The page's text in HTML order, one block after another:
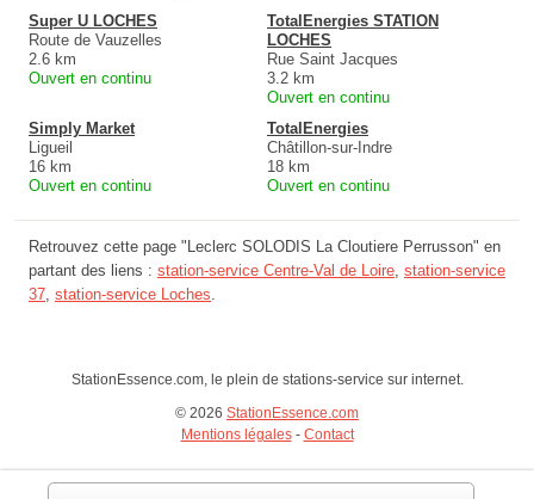
Super U LOCHES
Route de Vauzelles
2.6 km
Ouvert en continu
TotalEnergies STATION
LOCHES
Rue Saint Jacques
3.2 km
Ouvert en continu
Simply Market
Ligueil
16 km
Ouvert en continu
TotalEnergies
Châtillon-sur-Indre
18 km
Ouvert en continu
Retrouvez cette page "Leclerc SOLODIS La Cloutiere Perrusson" en
partant des liens : station-service Centre-Val de Loire station-service
37 station-service Loches
StationEssence.com, le plein de stations-service sur internet.
© 2026 StationEssence.com
Mentions légales- Contact